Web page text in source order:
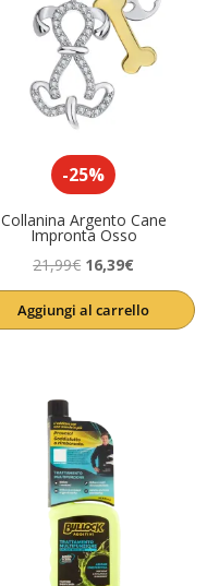
-25%
Collanina Argento Cane
Impronta Osso
21,99€ Il
prezzo
originale
16,39€Il
prezzo
attuale
Aggiungi al carrello